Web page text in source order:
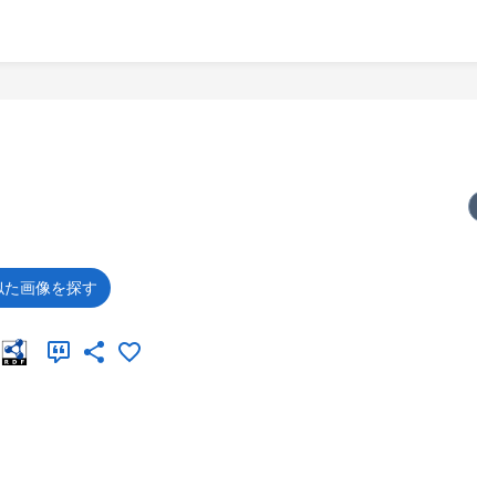
た画像を探す